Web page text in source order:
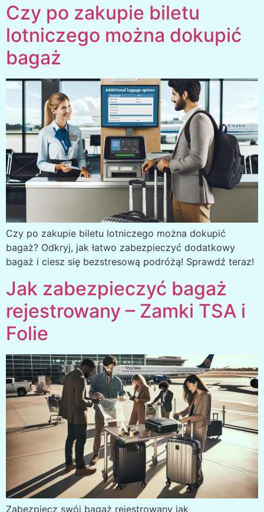
Czy po zakupie biletu
lotniczego można dokupić
bagaż
Czy po zakupie biletu lotniczego można dokupić
bagaż? Odkryj, jak łatwo zabezpieczyć dodatkowy
bagaż i ciesz się bezstresową podróżą! Sprawdź teraz!
Jak zabezpieczyć bagaż
rejestrowany – Zamki TSA i
Folie
Zabezpiecz swój bagaż rejestrowany jak